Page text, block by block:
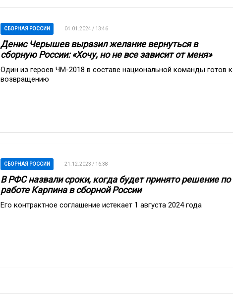
СБОРНАЯ РОССИИ 04.01.2024 / 13:46
Денис Черышев выразил желание вернуться в
сборную России: «Хочу, но не все зависит от меня»
Один из героев ЧМ-2018 в составе национальной команды готов к
возвращению
СБОРНАЯ РОССИИ 21.12.2023 / 16:38
В РФС назвали сроки, когда будет принято решение по
работе Карпина в сборной России
Его контрактное соглашение истекает 1 августа 2024 года